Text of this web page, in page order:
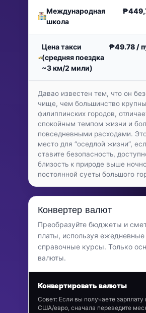
Международная
школа
Цена такси
(средняя поездка
~3 км/2 мили)
₱49.78 /
Давао известен тем, что он
чище, чем большинство
филиппинских городов,
спокойным темпом жизни и
повседневными расходами.
место для “оседлой жизни”,
ставите безопасность,
близость к природе выше
постоянной суеты большого
Конвертер валют
Преобразуйте бюджеты и
платы, используя ежедневные
справочные курсы. Только
валюты.
Конвертировать валюты
Совет: Если вы получаете зарплату
США/евро, сначала переведите